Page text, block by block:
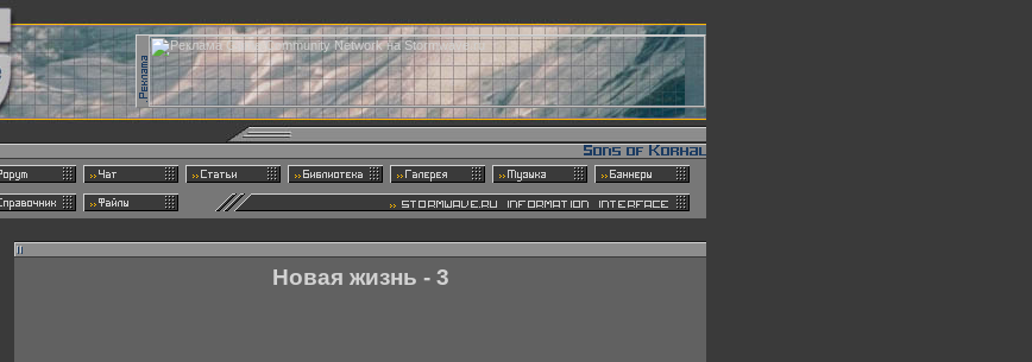
Новая жизнь - 3